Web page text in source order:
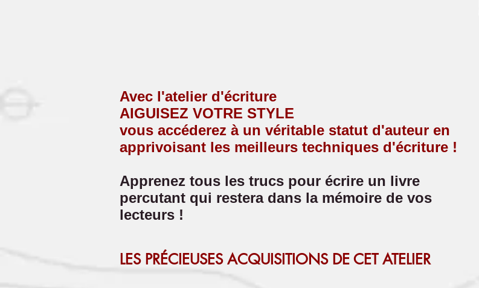
Avec l'atelier d'écriture
AIGUISEZ VOTRE STYLE
vous accéderez à un véritable statut d'auteur en
apprivoisant les meilleurs techniques d'écriture !
Apprenez tous les trucs pour écrire un livre
percutant qui restera dans la mémoire de vos
lecteurs !
LES PRÉCIEUSES ACQUISITIONS DE CET ATELIER